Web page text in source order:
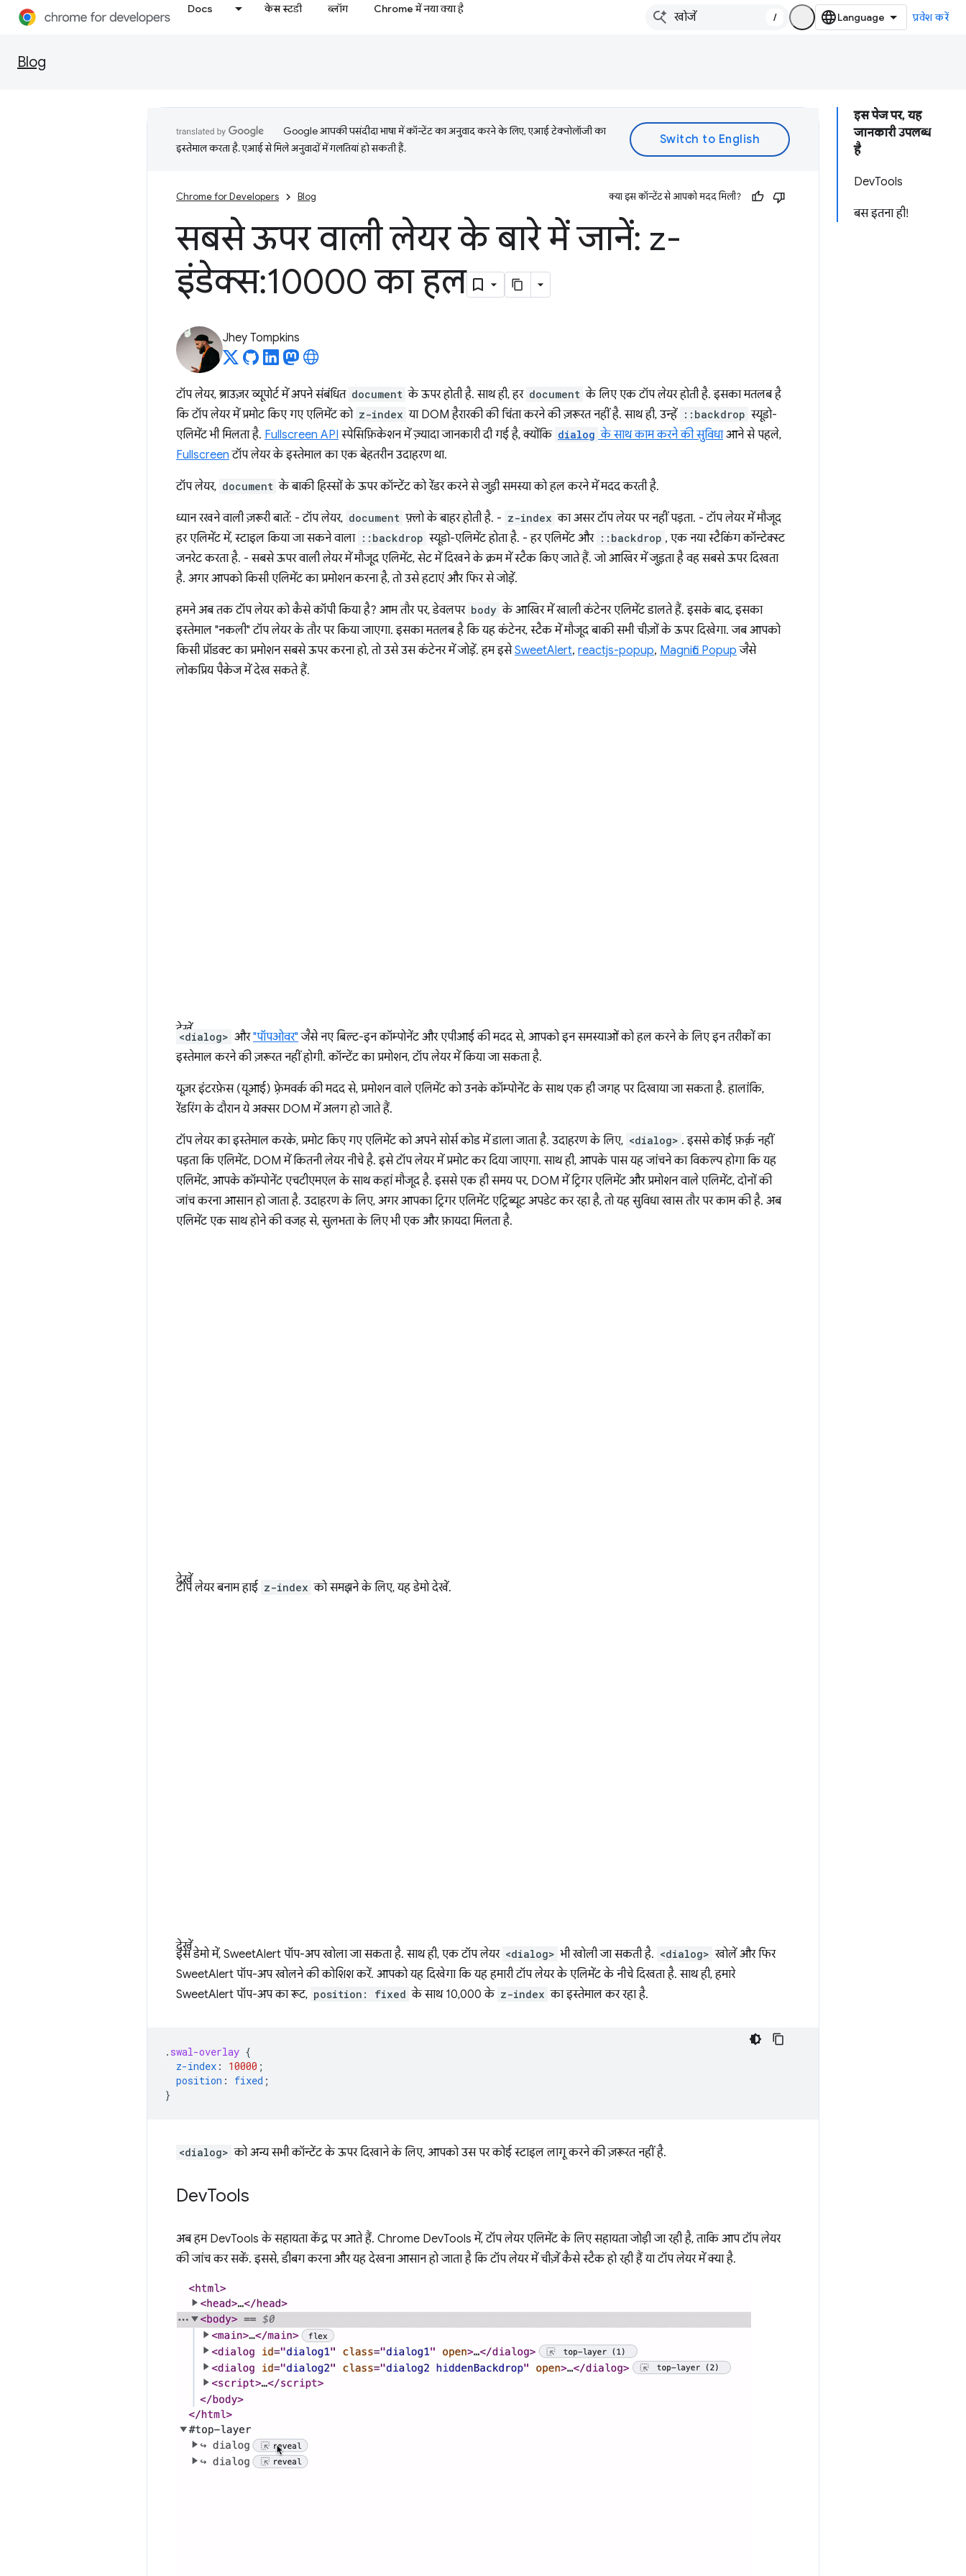
Docs केस स्टडी ब्लॉग Chrome में नया क्या है
/ प्रवेश करें
Blog
इस पेज पर, यह
जानकारी उपलब्ध
है
DevTools
बस इतना ही!
Google आपकी पसंदीदा भाषा में कॉन्टेंट का अनुवाद करने के लिए, एआई टेक्नोलॉजी का
इस्तेमाल करता है. एआई से मिले अनुवादों में गलतियां हो सकती हैं.
Chrome for Developers Blog क्या इस कॉन्टेंट से आपको मदद मिली?
सबसे ऊपर वाली लेयर के बारे में जानें: z-
इंडेक्स:10000 का हल
Jhey Tompkins
टॉप लेयर, ब्राउज़र व्यूपोर्ट में अपने संबंधित document के ऊपर होती है. साथ ही, हर document के लिए एक टॉप लेयर होती है. इसका मतलब है
कि टॉप लेयर में प्रमोट किए गए एलिमेंट को z-index या DOM हैरारकी की चिंता करने की ज़रूरत नहीं है. साथ ही, उन्हें ::backdrop स्यूडो-
एलिमेंट भी मिलता है. Fullscreen API स्पेसिफ़िकेशन में ज़्यादा जानकारी दी गई है, क्योंकि dialog के साथ काम करने की सुविधाआने से पहले,
Fullscreen टॉप लेयर के इस्तेमाल का एक बेहतरीन उदाहरण था.
टॉप लेयर, document के बाकी हिस्सों के ऊपर कॉन्टेंट को रेंडर करने से जुड़ी समस्या को हल करने में मदद करती है.
ध्यान रखने वाली ज़रूरी बातें: - टॉप लेयर, document फ़्लो के बाहर होती है. - z-index का असर टॉप लेयर पर नहीं पड़ता. - टॉप लेयर में मौजूद
हर एलिमेंट में, स्टाइल किया जा सकने वाला ::backdrop स्यूडो-एलिमेंट होता है. - हर एलिमेंट और ::backdrop , एक नया स्टैकिंग कॉन्टेक्स्ट
जनरेट करता है. - सबसे ऊपर वाली लेयर में मौजूद एलिमेंट, सेट में दिखने के क्रम में स्टैक किए जाते हैं. जो आखिर में जुड़ता है वह सबसे ऊपर दिखता
है. अगर आपको किसी एलिमेंट का प्रमोशन करना है, तो उसे हटाएं और फिर से जोड़ें.
हमने अब तक टॉप लेयर को कैसे कॉपी किया है? आम तौर पर, डेवलपर body के आखिर में खाली कंटेनर एलिमेंट डालते हैं. इसके बाद, इसका
इस्तेमाल "नकली" टॉप लेयर के तौर पर किया जाएगा. इसका मतलब है कि यह कंटेनर, स्टैक में मौजूद बाकी सभी चीज़ों के ऊपर दिखेगा. जब आपको
किसी प्रॉडक्ट का प्रमोशन सबसे ऊपर करना हो, तो उसे उस कंटेनर में जोड़ें. हम इसेSweetAlert, reactjs-popup, Magnific Popup जैसे
लोकप्रिय पैकेज में देख सकते हैं.
देखें
<dialog> और"पॉपओवर" जैसे नए बिल्ट-इन कॉम्पोनेंट और एपीआई की मदद से, आपको इन समस्याओं को हल करने के लिए इन तरीकों का
इस्तेमाल करने की ज़रूरत नहीं होगी. कॉन्टेंट का प्रमोशन, टॉप लेयर में किया जा सकता है.
यूज़र इंटरफ़ेस (यूआई) फ़्रेमवर्क की मदद से, प्रमोशन वाले एलिमेंट को उनके कॉम्पोनेंट के साथ एक ही जगह पर दिखाया जा सकता है. हालांकि,
रेंडरिंग के दौरान ये अक्सर DOM में अलग हो जाते हैं.
टॉप लेयर का इस्तेमाल करके, प्रमोट किए गए एलिमेंट को अपने सोर्स कोड में डाला जाता है. उदाहरण के लिए, <dialog> . इससे कोई फ़र्क़ नहीं
पड़ता कि एलिमेंट, DOM में कितनी लेयर नीचे है. इसे टॉप लेयर में प्रमोट कर दिया जाएगा. साथ ही, आपके पास यह जांचने का विकल्प होगा कि यह
एलिमेंट, आपके कॉम्पोनेंट एचटीएमएल के साथ कहां मौजूद है. इससे एक ही समय पर, DOM में ट्रिगर एलिमेंट और प्रमोशन वाले एलिमेंट, दोनों की
जांच करना आसान हो जाता है. उदाहरण के लिए, अगर आपका ट्रिगर एलिमेंट एट्रिब्यूट अपडेट कर रहा है, तो यह सुविधा खास तौर पर काम की है. अब
एलिमेंट एक साथ होने की वजह से, सुलभता के लिए भी एक और फ़ायदा मिलता है.
देखें
टॉप लेयर बनाम हाई z-index को समझने के लिए, यह डेमो देखें.
देखें
इस डेमो में, SweetAlert पॉप-अप खोला जा सकता है. साथ ही, एक टॉप लेयर <dialog> भी खोली जा सकती है. <dialog> खोलें और फिर
SweetAlert पॉप-अप खोलने की कोशिश करें. आपको यह दिखेगा कि यह हमारी टॉप लेयर के एलिमेंट के नीचे दिखता है. साथ ही, हमारे
SweetAlert पॉप-अप का रूट, position: fixed के साथ 10,000 के z-index का इस्तेमाल कर रहा है.
. swal-overlay {
z-index : 10000 ;
position : fixed ;
}
<dialog> को अन्य सभी कॉन्टेंट के ऊपर दिखाने के लिए, आपको उस पर कोई स्टाइल लागू करने की ज़रूरत नहीं है.
DevTools
अब हम DevTools के सहायता केंद्र पर आते हैं. Chrome DevTools में, टॉप लेयर एलिमेंट के लिए सहायता जोड़ी जा रही है, ताकि आप टॉप लेयर
की जांच कर सकें. इससे, डीबग करना और यह देखना आसान हो जाता है कि टॉप लेयर में चीज़ें कैसे स्टैक हो रही हैं या टॉप लेयर में क्या है.